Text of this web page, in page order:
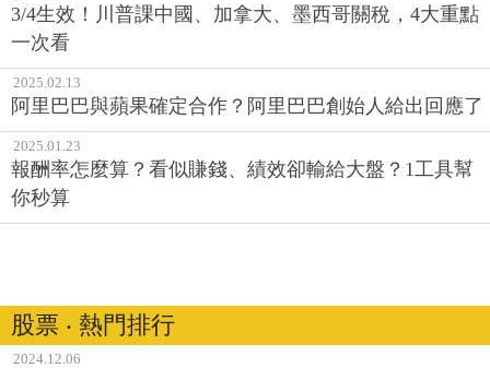
3/4生效！川普課中國、加拿大、墨西哥關稅，4大重點
一次看
2025.02.13
阿里巴巴與蘋果確定合作？阿里巴巴創始人給出回應了
2025.01.23
報酬率怎麼算？看似賺錢、績效卻輸給大盤？1工具幫
你秒算
股票 ‧ 熱門排行
2024.12.06